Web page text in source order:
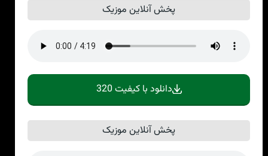
پخش آنلاین موزیک
دانلود با کیفیت 320
پخش آنلاین موزیک